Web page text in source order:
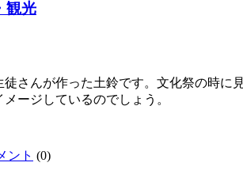
観光
徒さんが作った土鈴です。文化祭の時に
ージしているのでしょう。
ント (0)